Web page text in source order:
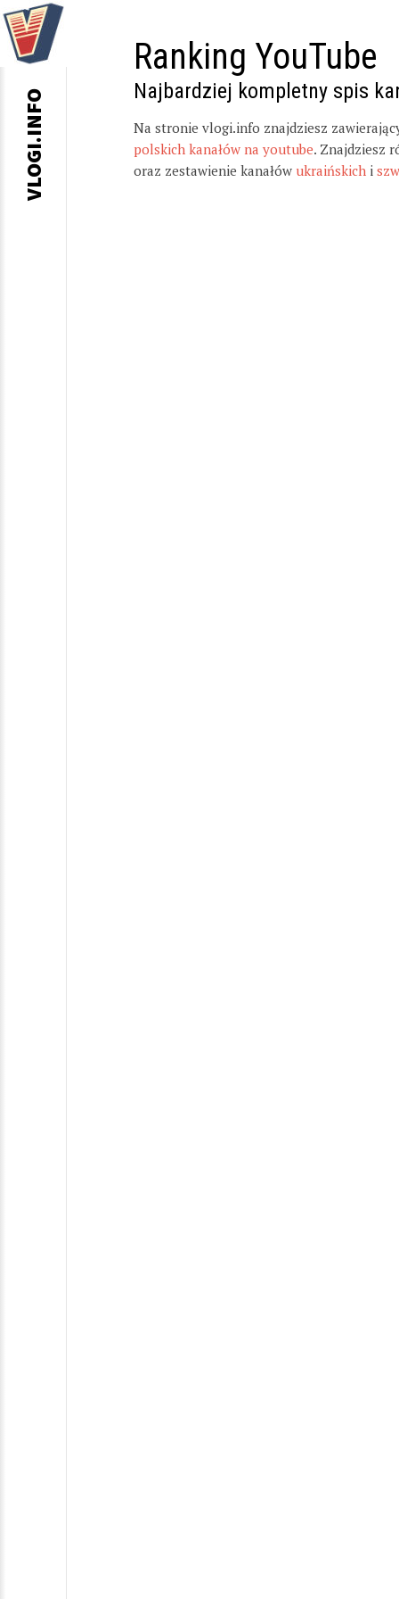
Ranking YouTube
Najbardziej kompletny spis
Na stronie vlogi.info znajdziesz
polskich kanałów na youtube. Znajdziesz
oraz zestawienie kanałów ukraińskich i
VLOGI.INFO